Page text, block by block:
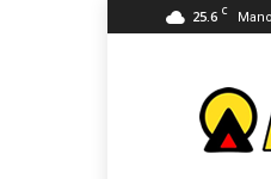
25.6 C